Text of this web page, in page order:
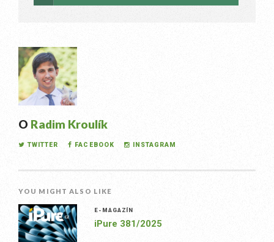
O Radim Kroulík
TWITTER FACEBOOK INSTAGRAM
YOU MIGHT ALSO LIKE
E-MAGAZÍN
iPure 381/2025